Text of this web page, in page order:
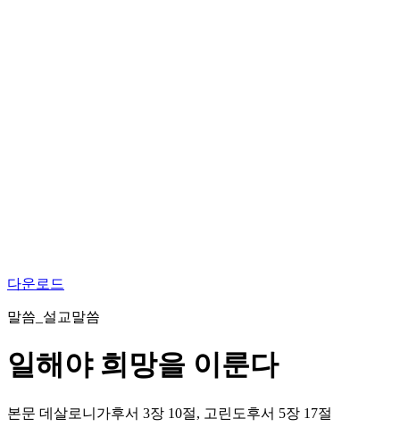
다운로드
말씀_설교말씀
일해야 희망을 이룬다
본문 데살로니가후서 3장 10절, 고린도후서 5장 17절